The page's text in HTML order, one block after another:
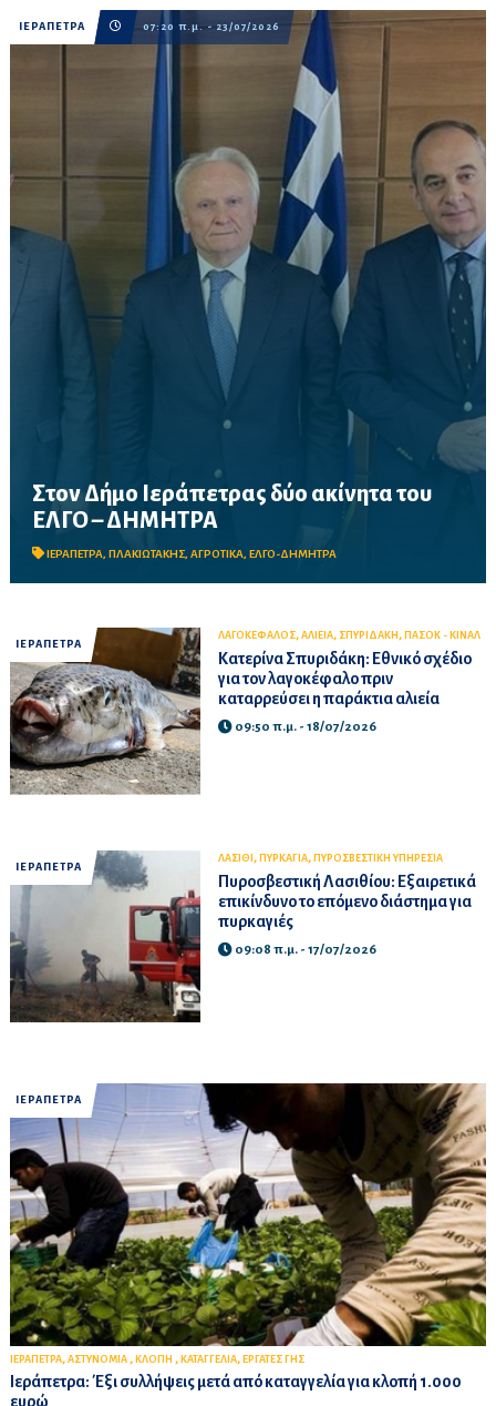
ΙΕΡΑΠΕΤΡΑ 07:20 π.μ. - 23/07/2026
Στον Δήμο Ιεράπετρας δύο ακίνητα του
ΕΛΓΟ – ΔΗΜΗΤΡΑ
ΙΕΡΑΠΕΤΡΑ, ΠΛΑΚΙΩΤΑΚΗΣ, ΑΓΡΟΤΙΚΑ, ΕΛΓΟ-ΔΗΜΗΤΡΑ
Ικανοποιείται ένα διαχρονικό αίτημα της τοπικής κοινωνίας,
έπειτα από τη συνεργασία Γιάννη Πλακιωτάκη, Μανώλη
Φραγκούλη και Γιάννη Ανδριανού
ΙΕΡΑΠΕΤΡΑ
ΛΑΓΟΚΕΦΑΛΟΣ, ΑΛΙΕΙΑ, ΣΠΥΡΙΔΑΚΗ , ΠΑΣΟΚ - ΚΙΝΑΛ
Κατερίνα Σπυριδάκη: Εθνικό σχέδιο
για τον λαγοκέφαλο πριν
καταρρεύσει η παράκτια αλιεία
09:50 π.μ. - 18/07/2026
ΙΕΡΑΠΕΤΡΑ
ΛΑΣΙΘΙ , ΠΥΡΚΑΓΙΑ, ΠΥΡΟΣΒΕΣΤΙΚΗ ΥΠΗΡΕΣΙΑ
Πυροσβεστική Λασιθίου: Εξαιρετικά
επικίνδυνο το επόμενο διάστημα για
πυρκαγιές
09:08 π.μ. - 17/07/2026
ΙΕΡΑΠΕΤΡΑ
ΙΕΡΑΠΕΤΡΑ, ΑΣΤΥΝΟΜΙΑ , ΚΛΟΠΗ , ΚΑΤΑΓΓΕΛΙΑ, ΕΡΓΑΤΕΣ ΓΗΣ
Ιεράπετρα: Έξι συλλήψεις μετά από καταγγελία για κλοπή 1.000
ευρώ